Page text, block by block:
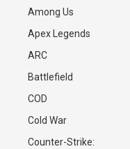
Among Us
Apex Legends
ARC
Battlefield
COD
Cold War
Counter-Strike: